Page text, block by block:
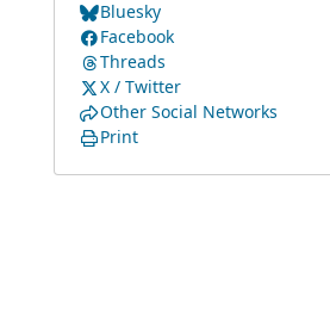
Bluesky
Facebook
Threads
X / Twitter
Other Social Networks
Print